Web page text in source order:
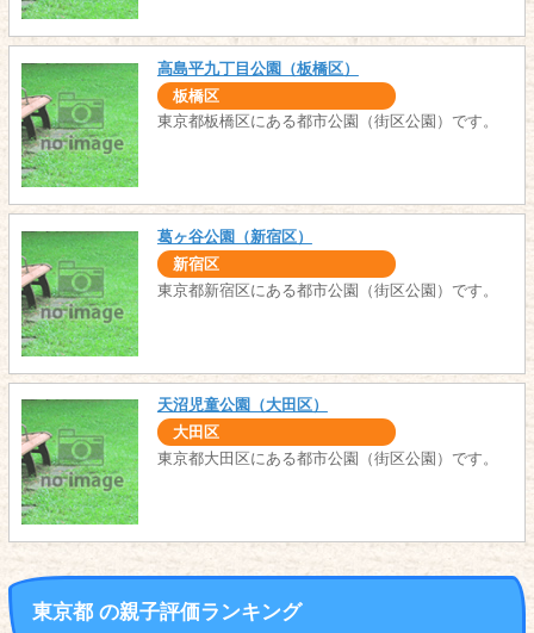
高島平九丁目公園（板橋区）
板橋区
東京都板橋区にある都市公園（街区公園）です。
葛ヶ谷公園（新宿区）
新宿区
東京都新宿区にある都市公園（街区公園）です。
天沼児童公園（大田区）
大田区
東京都大田区にある都市公園（街区公園）です。
東京都 の親子評価ランキング